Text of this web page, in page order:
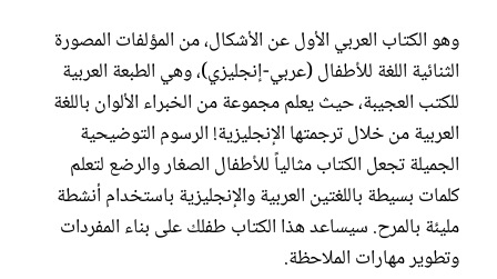
وهو الكتاب العربي الأول عن الأشكال، من المؤلفات المصورة
الثنائية اللغة للأطفال (عربي-إنجليزي)، وهي الطبعة العربية
للكتب العجيبة، حيث يعلم مجموعة من الخبراء الألوان باللغة
العربية من خلال ترجمتها الإنجليزية! الرسوم التوضيحية
الجميلة تجعل الكتاب مثالياً للأطفال الصغار والرضع لتعلم
كلمات بسيطة باللغتين العربية والإنجليزية باستخدام أنشطة
مليئة بالمرح. سيساعد هذا الكتاب طفلك على بناء المفردات
وتطوير مهارات الملاحظة.